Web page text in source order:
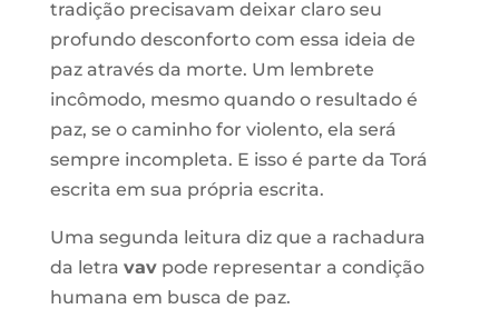
tradição precisavam deixar claro seu
profundo desconforto com essa ideia de
paz através da morte. Um lembrete
incômodo, mesmo quando o resultado é
paz, se o caminho for violento, ela será
sempre incompleta. E isso é parte da Torá
escrita em sua própria escrita.
Uma segunda leitura diz que a rachadura
da letra vavpode representar a condição
humana em busca de paz.